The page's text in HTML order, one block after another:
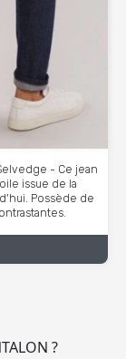
- Ce jean
issue de la
Possède de
?